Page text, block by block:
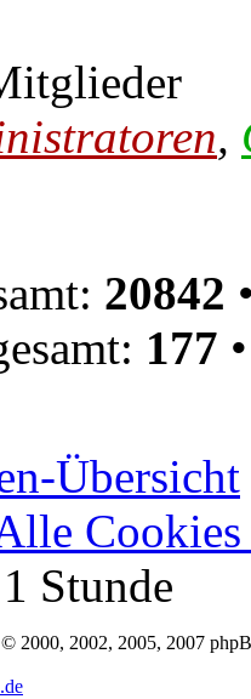
,
20842
177
Übersicht
Cookies
Stunde
© 2000, 2002, 2005, 2007